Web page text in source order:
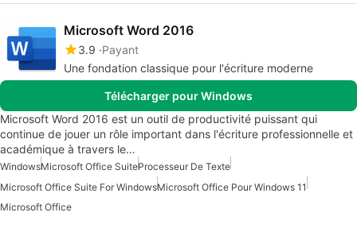
Microsoft Word 2016
3.9 Payant
Une fondation classique pour l'écriture moderne
Télécharger pour Windows
Microsoft Word 2016 est un outil de productivité puissant qui
continue de jouer un rôle important dans l'écriture professionnelle et
académique à travers le…
WindowsMicrosoft Office SuiteProcesseur De Texte
Microsoft Office Suite For WindowsMicrosoft Office Pour Windows 11
Microsoft Office